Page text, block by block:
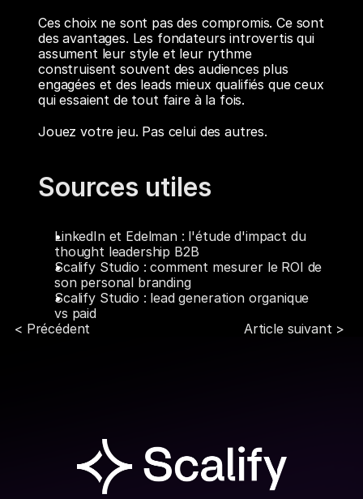
Ces choix ne sont pas des compromis. Ce sont
des avantages. Les fondateurs introvertis qui
assument leur style et leur rythme
construisent souvent des audiences plus
engagées et des leads mieux qualifiés que ceux
qui essaient de tout faire à la fois.
Jouez votre jeu. Pas celui des autres.
Sources utiles
LinkedIn et Edelman : l'étude d'impact du
thought leadership B2B
Scalify Studio : comment mesurer le ROI de
son personal branding
Scalify Studio : lead generation organique
vs paid
Partager l'article
< Précédent Article suivant >